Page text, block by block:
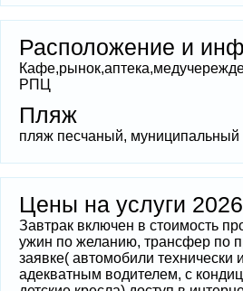
Расположение и
РПЦ
Пляж
пляж песчаный, муниципальный
Цены на услуги 2026
Завтрак включен в стоимость
ужин по желанию, трансфер по
заявке( автомобили технически
адекватным водителем, с